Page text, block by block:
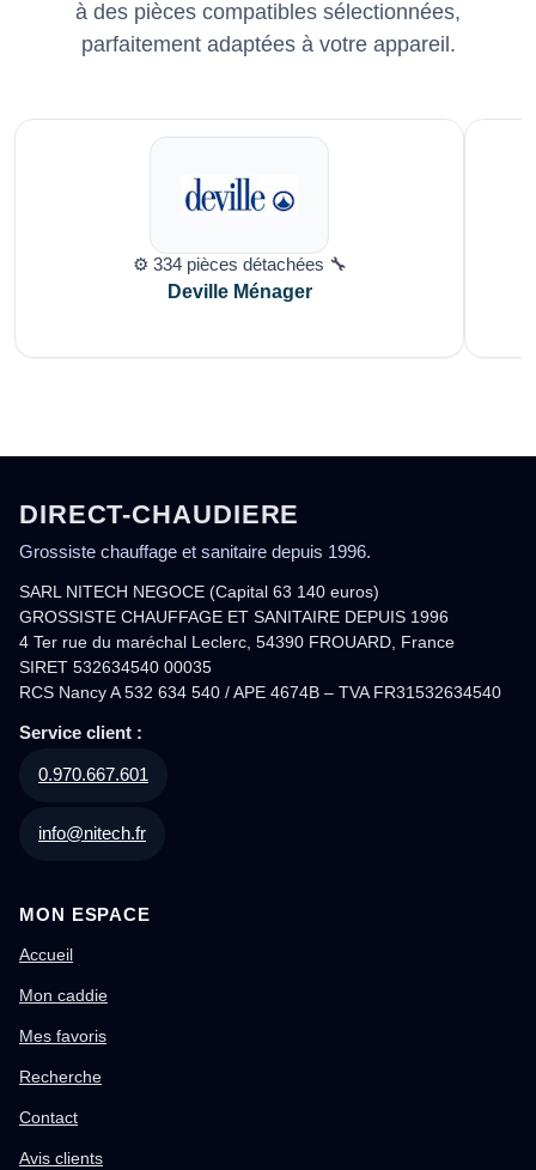
à des pièces compatibles sélectionnées,
parfaitement adaptées à votre appareil.
⚙️ 334 pièces détachées 🔧
Deville Ménager
DIRECT-CHAUDIERE
Grossiste chauffage et sanitaire depuis 1996.
SARL NITECH NEGOCE (Capital 63 140 euros)
GROSSISTE CHAUFFAGE ET SANITAIRE DEPUIS 1996
4 Ter rue du maréchal Leclerc, 54390 FROUARD, France
SIRET 532634540 00035
RCS Nancy A 532 634 540 / APE 4674B – TVA FR31532634540
Service client :
0.970.667.601
info@nitech.fr
MON ESPACE
Accueil
Mon caddie
Mes favoris
Recherche
Contact
Avis clients